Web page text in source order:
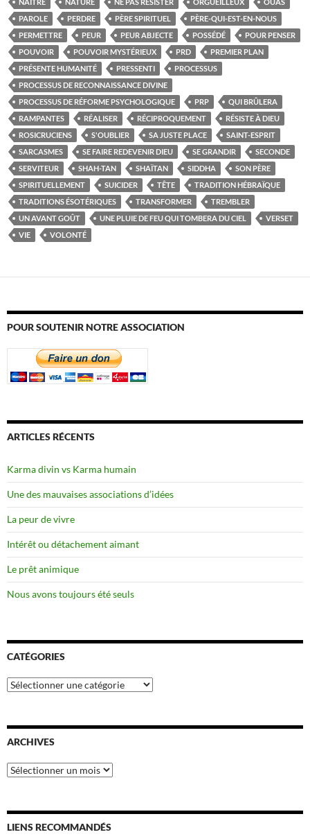
PAROLE
PERDRE PÈRE SPIRITUEL
PÈRE-QUI-EST-EN-NOUS
PERMETTRE
PEUR PEUR ABJECTE POSSÉDÉ
POUR PENSER
POUVOIR
POUVOIR MYSTÉRIEUX PRD
PREMIER PLAN
PRÉSENTE HUMANITÉ
PRESSENTI
PROCESSUS
PROCESSUS DE RECONNAISSANCE DIVINE
PROCESSUS DE RÉFORME PSYCHOLOGIQUE
PRP
QUI BRÛLERA
RAMPANTES
RÉALISER RÉCIPROQUEMENT
RÉSISTE À DIEU
ROSICRUCIENS
S'OUBLIER SA JUSTE PLACE
SAINT-ESPRIT
SARCASMES
SE FAIRE REDEVENIR DIEU SE GRANDIR
SECONDE
SERVITEUR
SHAH-TAN SHAÏTAN SIDDHA
SON PÈRE
SPIRITUELLEMENT
SUICIDER TÊTE
TRADITION HÉBRAÏQUE
TRADITIONS ÉSOTÉRIQUES
TRANSFORMER
TREMBLER
UN AVANT GOÛT
UNE PLUIE DE FEU QUI TOMBERA DU CIEL
VERSET
VIE
VOLONTÉ
POUR SOUTENIR NOTRE ASSOCIATION
ARTICLES RÉCENTS
Karma divin vs Karma humain
Une des mauvaises associations d’idées
La peur de vivre
Intérêt ou détachement aimant
Le prêt animique
Nous avons toujours été seuls
CATÉGORIES
Catégories
ARCHIVES
Archives
LIENS RECOMMANDÉS